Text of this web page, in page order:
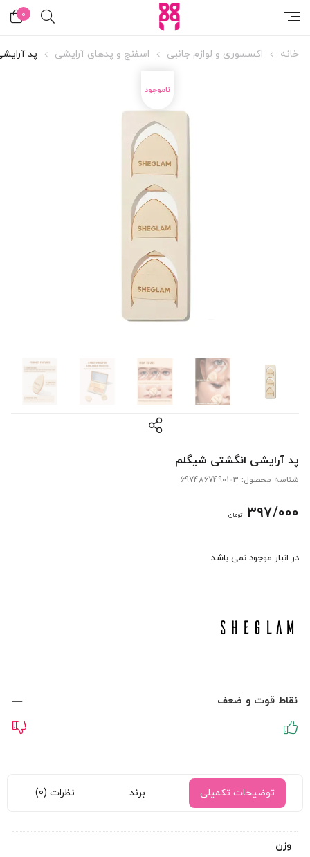
0
خانه اکسسوری و لوازم جانبی اسفنج و پدهای آرایشی پد
پد آرایشی انگشتی شیگلم
شناسه محصول: 6974867490103
397/000 تومان
در انبار موجود نمی باشد
نقاط قوت و ضعف
توضیحات تکمیلی برند نظرات (0)
وزن